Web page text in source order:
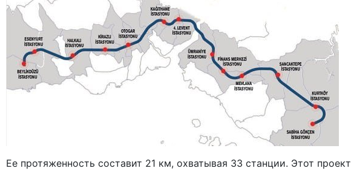
Ее протяженность составит 21 км, охватывая 33 станции. Этот проект